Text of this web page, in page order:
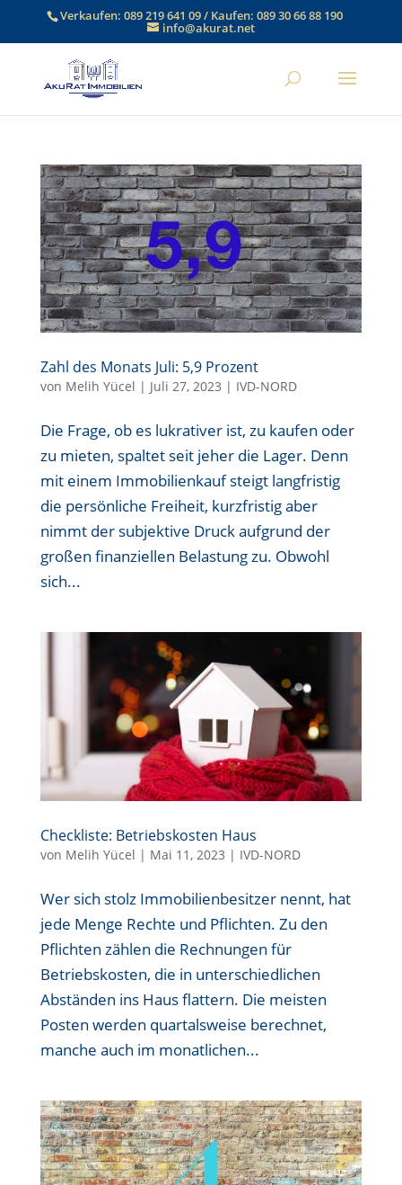
Verkaufen:089 219 641 09/ Kaufen:089 30 66 88 190
info@akurat.net
Zahl des Monats Juli: 5,9 Prozent
von Melih Yücel | Juli 27, 2023 | IVD-NORD
Die Frage, ob es lukrativer ist, zu kaufen oder
zu mieten, spaltet seit jeher die Lager. Denn
mit einem Immobilienkauf steigt langfristig
die persönliche Freiheit, kurzfristig aber
nimmt der subjektive Druck aufgrund der
großen finanziellen Belastung zu. Obwohl
sich...
Checkliste: Betriebskosten Haus
von Melih Yücel | Mai 11, 2023 | IVD-NORD
Wer sich stolz Immobilienbesitzer nennt, hat
jede Menge Rechte und Pflichten. Zu den
Pflichten zählen die Rechnungen für
Betriebskosten, die in unterschiedlichen
Abständen ins Haus flattern. Die meisten
Posten werden quartalsweise berechnet,
manche auch im monatlichen...